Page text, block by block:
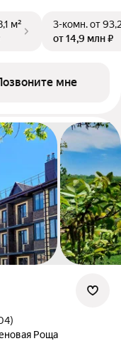
м²
3-комн.от
от 14,9 млн ₽
мне
Роща